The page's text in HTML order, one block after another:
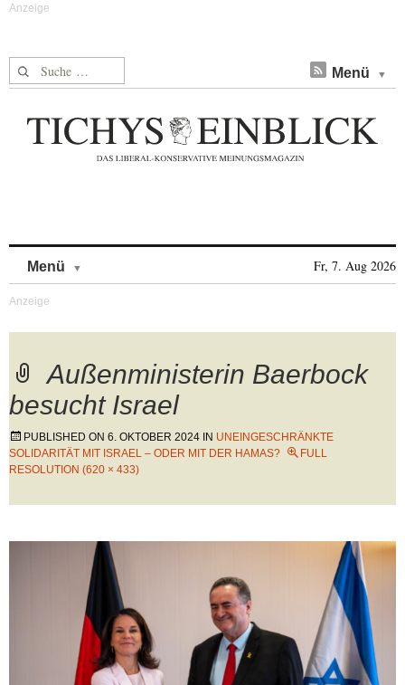
Suche nach: Menü
Menü Fr, 7. Aug 2026
Außenministerin Baerbock
besucht Israel
PUBLISHED ON 6. OKTOBER 2024 IN UNEINGESCHRÄNKTE
SOLIDARITÄT MIT ISRAEL – ODER MIT DER HAMAS?
FULL
RESOLUTION (620 × 433)